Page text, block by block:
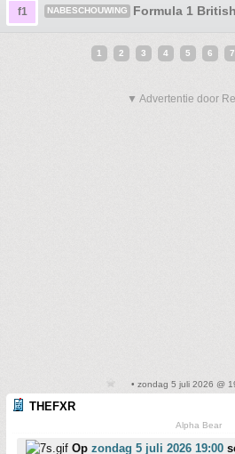
f1 NABESCHOUWING Formula 1
1 2 3 4 5 6 7
▼ Advertentie door
• zondag 5 juli 2026 @
THEFXR
Alpha Bear
Op zondag 5 juli 2026 19:00